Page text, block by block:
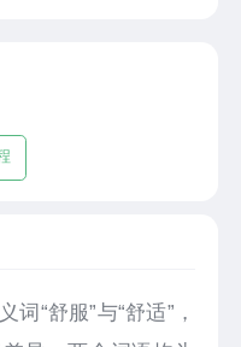
“舒服”与“舒适”，